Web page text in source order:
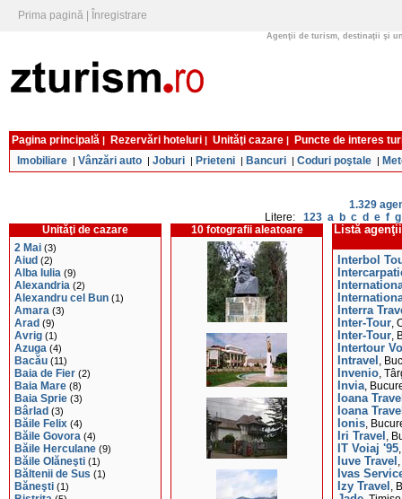
Prima pagină Înregistrare
Agenţii de turism, destinaţii şi
Pagina principală | Rezervări hoteluri | Unităţi cazare |
Puncte de interes
Imobiliare | Vânzări auto | Joburi | Prieteni | Bancuri | Coduri poştale |
1.329
Litere: 123 a b c d e f g
Unităţi de cazare
2 Mai (3)
Aiud (2)
Alba Iulia (9)
Alexandria (2)
Alexandru cel Bun (1)
Amara (3)
Arad (9)
Avrig (1)
Azuga (4)
Bacău (11)
Baia de Fier (2)
Baia Mare (8)
Baia Sprie (3)
Bârlad (3)
Băile Felix (4)
Băile Govora (4)
Băile Herculane (9)
Băile Olăneşti (1)
Băltenii de Sus (1)
Băneşti (1)
10 fotografii aleatoare Listă
Interbol
Interra
Inter-Tour ,
Inter-Tour ,
Intertour
Intravel
,
Invenio ,
Invia ,
Ioana
Ioana
Ionis ,
Iri Travel ,
IT Voiaj '95
Iuve Travel
Ivas
Izy Travel
,